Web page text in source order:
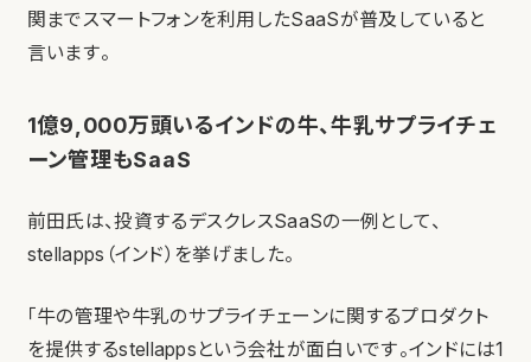
関までスマートフォンを利用したSaaSが普及していると
言います。
1億9,000万頭いるインドの牛、牛乳サプライチェ
ーン管理もSaaS
前田氏は、投資するデスクレスSaaSの一例として、
stellapps（インド）を挙げました。
「牛の管理や牛乳のサプライチェーンに関するプロダクト
を提供するstellappsという会社が面白いです。インドには1